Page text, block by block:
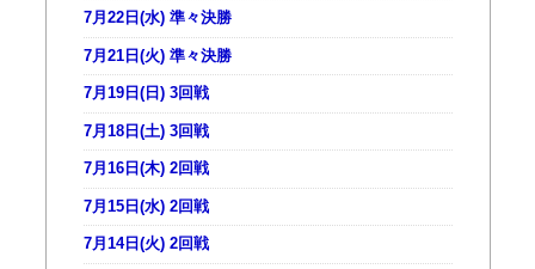
7月22日(水) 準々決勝
7月21日(火) 準々決勝
7月19日(日) 3回戦
7月18日(土) 3回戦
7月16日(木) 2回戦
7月15日(水) 2回戦
7月14日(火) 2回戦